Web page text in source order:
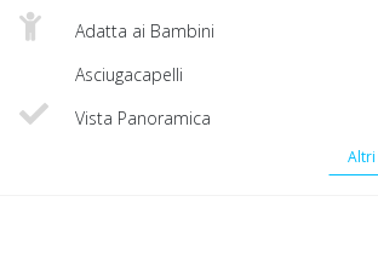
Adatta ai Bambini
Asciugacapelli
Vista Panoramica
Altri